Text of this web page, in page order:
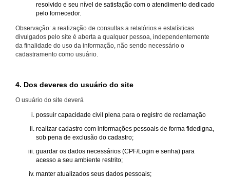
resolvido e seu nível de satisfação com o atendimento dedicado
pelo fornecedor.
Observação: a realização de consultas a relatórios e estatísticas
divulgados pelo site é aberta a qualquer pessoa, independentemente
da finalidade do uso da informação, não sendo necessário o
cadastramento como usuário.
4. Dos deveres do usuário do site
O usuário do site deverá
possuir capacidade civil plena para o registro de reclamação
realizar cadastro com informações pessoais de forma fidedigna,
sob pena de exclusão do cadastro;
guardar os dados necessários (CPF/Login e senha) para
acesso a seu ambiente restrito;
manter atualizados seus dados pessoais;